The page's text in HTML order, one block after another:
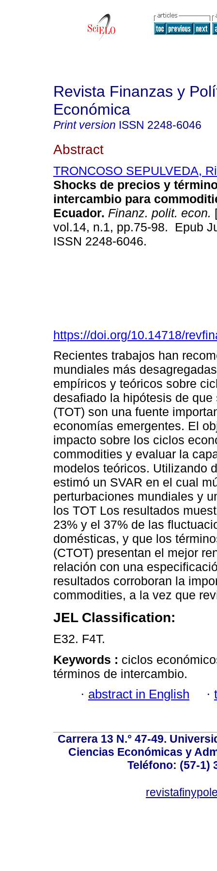
Revista Finanzas y
Económica
Print version ISSN 2248-6046
Abstract
TRONCOSO SEPULVEDA,
Shocks de precios y
intercambio para
Ecuador. Finanz. polit. econ.
vol.14, n.1, pp.75-98. Epub
ISSN 2248-6046.
https://doi.org/10.14718/
Recientes trabajos han
mundiales más
empíricos y teóricos sobre
desafiado la hipótesis de
(TOT) son una fuente
economías emergentes. El
impacto sobre los ciclos
commodities y evaluar la
modelos teóricos. Utilizando
estimó un SVAR en el cual
perturbaciones mundiales y
los TOT Los resultados
23% y el 37% de las
domésticas, y que los
(CTOT) presentan el mejor
relación con una
resultados corroboran la
commodities, a la vez que
JEL Classification:
E32. F4T.
Keywords : ciclos
términos de intercambio.
· abstract in English ·
Carrera 13 N.° 47-49.
Ciencias Económicas y
Teléfono: (57-1)